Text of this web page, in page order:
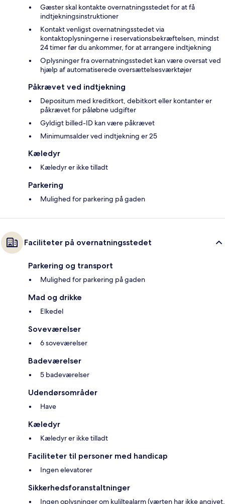
Gæster skal kontakte overnatningsstedet for at få
indtjekningsinstruktioner
Kontakt venligst overnatningsstedet via
kontaktoplysningerne i reservationsbekræftelsen, mindst
24 timer før du ankommer, for at arrangere indtjekning
Oplysninger fra overnatningsstedet kan være oversat ved
hjælp af automatiserede oversættelsesværktøjer
Påkrævet ved indtjekning
Depositum med kreditkort, debitkort eller kontanter er
påkrævet for påløbne udgifter
Gyldigt billed-ID kan være påkrævet
Minimumsalder ved indtjekning er 25
Kæledyr
Kæledyr er ikke tilladt
Parkering
Mulighed for parkering på gaden
Faciliteter på overnatningsstedet
Parkering og transport
Mulighed for parkering på gaden
Mad og drikke
Elkedel
Soveværelser
6 soveværelser
Badeværelser
5 badeværelser
Udendørsområder
Have
Kæledyr
Kæledyr er ikke tilladt
Faciliteter til personer med handicap
Ingen elevatorer
Sikkerhedsforanstaltninger
Ingen oplysninger om kuliltealarm (værten har ikke angivet,